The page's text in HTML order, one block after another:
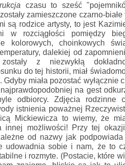
czasu to sześć
zamieszczone czarno-
są rodzice artysty, to jest
w rozciągłości pomiędzy
kolorowych, choinkowych
dalekiej od
z niezwykłą
do tej historii, miał
Gdyby miała pozostać wyłącznie
na gest
odbiorcy. Zdjęcia rodzinne
istnienia poważnej
Mickiewicza to wiemy, że
innej możliwości! Przy tej
od nazwy jak
udowadnia sobie i nam, że to
i rozmyte. (Postacie, które